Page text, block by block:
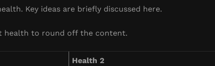
Key ideas are briefly discussed here.
health to round off the content.
Health 2